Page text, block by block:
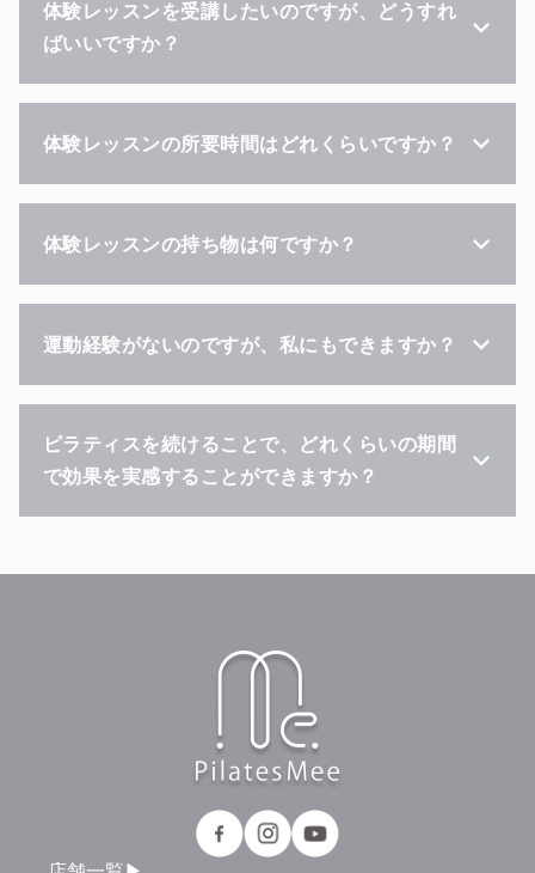
体験レッスンを受講したいのですが、どうすれ
ばいいですか？
体験レッスンの所要時間はどれくらいですか？
体験レッスンの持ち物は何ですか？
運動経験がないのですが、私にもできますか？
ピラティスを続けることで、どれくらいの期間
で効果を実感することができますか？